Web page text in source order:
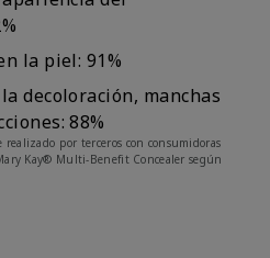
la piel: 91%
decoloración, manchas
88%
por terceros con consumidoras
Kay® Multi-Benefit Concealer según